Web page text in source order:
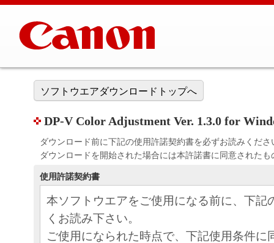
ソフトウエアダウンロードトップへ
DP-V Color Adjustment Ver. 1.3.0 for
ダウンロード前に下記の使用許諾契約書を必ずお読みくださ
ダウンロードを開始された場合には本許諾書に同意された
使用許諾契約書
本ソフトウエアをご使用になる前に、下記
くお読み下さい。
ご使用になられた時点で、下記使用条件に